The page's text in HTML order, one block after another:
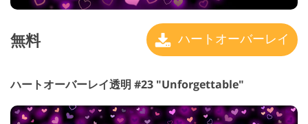
無料 ハートオーバーレイ
ハートオーバーレイ透明 #23 "Unforgettable"